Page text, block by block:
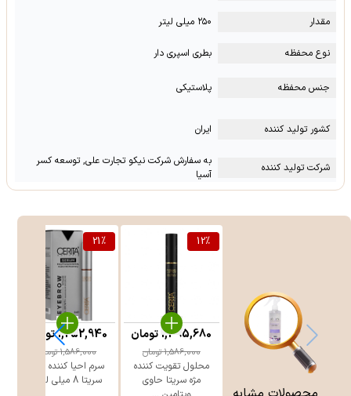
مقدار ۲۵۰ میلی لیتر
نوع محفظه بطری اسپری دار
جنس محفظه پلاستیکی
کشور تولید کننده ایران
شرکت تولید کننده
به سفارش شرکت نیکو تجارت علی, توسعه کسر
آسیا
12%
محلول تقویت کننده
مژه سریتا حاوی
1,586,000تومان
1,395,680 تومان
21%
سرم احیا کننده ابرو
سریتا 8 میلی لیتر
1,586,000تومان
1,252,940تومان